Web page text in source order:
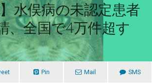
】水俣病の未認定患者
、全国で4万件超す
Pin Mail SMS